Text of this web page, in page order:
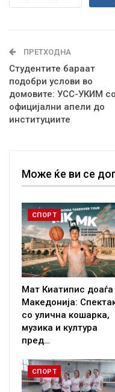
ПРЕТХОДНА
Студентите бараат
подобри услови во
домовите: УСС-УКИМ со
официјални апели до
институциите
Може ќе ви се
СПОРТ
Мат Киатипис доаѓа
Македонија:
со улична кошарка,
музика и култура
пред…
СПОРТ